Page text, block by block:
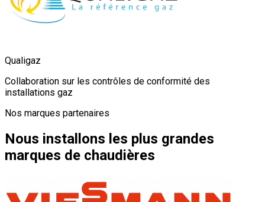
Qualigaz
Collaboration sur les contrôles de conformité des
installations gaz
Nos marques partenaires
Nous installons les plus grandes
marques de chaudières